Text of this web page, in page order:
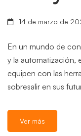
14 de marzo de
En un mundo de
y la automatización,
equipen con las
sobresalir en sus
Ver más